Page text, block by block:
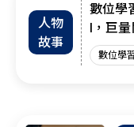
人物
故事
數位學
I，巨
數位學